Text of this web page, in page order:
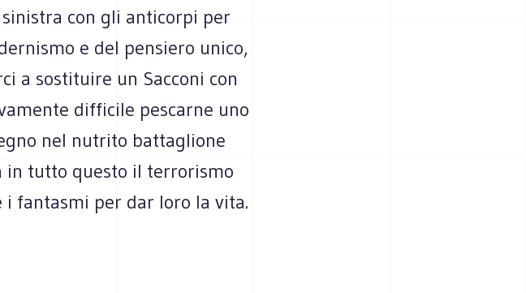
con gli anticorpi per
e del pensiero unico,
a sostituire un Sacconi con
difficile pescarne uno
nel nutrito battaglione
in tutto questo il terrorismo
i fantasmi per dar loro la vita.